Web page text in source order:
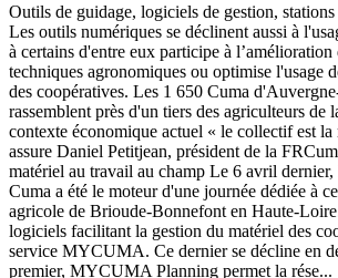
Outils de guidage, logiciels de gestion,
Les outils numériques se déclinent aussi à
à certains d'entre eux participe à l’amélioration
techniques agronomiques ou optimise l'usage
des coopératives. Les 1 650 Cuma
rassemblent près d'un tiers des agriculteurs de
contexte économique actuel « le collectif est
assure Daniel Petitjean, président de la
matériel au travail au champ Le 6 avril dernier,
Cuma a été le moteur d'une journée dédiée à
agricole de Brioude-Bonnefont en Haute-
logiciels facilitant la gestion du matériel des
service MYCUMA. Ce dernier se décline en
premier, MYCUMA Planning permet la rése...